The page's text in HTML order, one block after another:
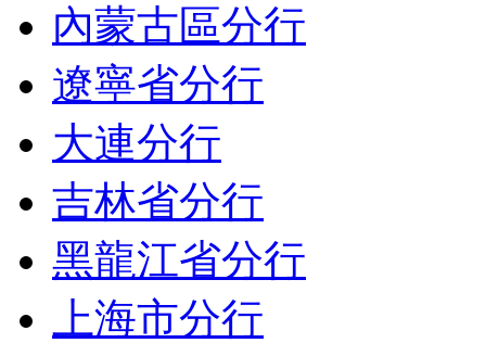
內蒙古區分行
遼寧省分行
大連分行
吉林省分行
黑龍江省分行
上海市分行